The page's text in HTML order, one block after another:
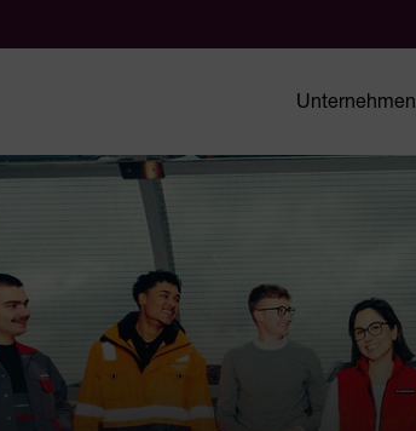
Unternehmen